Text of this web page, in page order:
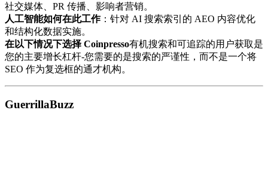
社交媒体、PR 传播、影响者营销。
人工智能如何在此工作：针对 AI 搜索索引的 AEO 内容优化
和结构化数据实施。
在以下情况下选择 Coinpresso有机搜索和可追踪的用户获取是
您的主要增长杠杆-您需要的是搜索的严谨性，而不是一个将
SEO 作为复选框的通才机构。
GuerrillaBuzz